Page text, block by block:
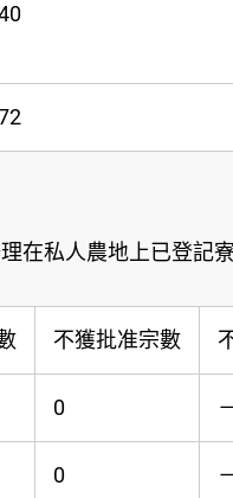
在私人農地上已登記
不獲批准宗數
0
0